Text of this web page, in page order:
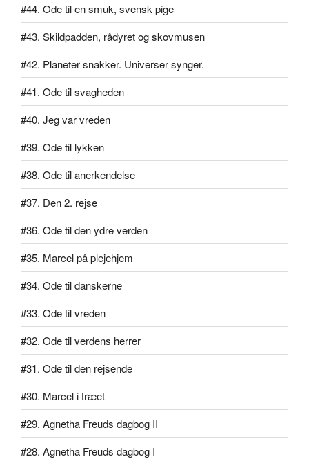
#44. Ode til en smuk, svensk pige
#43. Skildpadden, rådyret og skovmusen
#42. Planeter snakker. Universer synger.
#41. Ode til svagheden
#40. Jeg var vreden
#39. Ode til lykken
#38. Ode til anerkendelse
#37. Den 2. rejse
#36. Ode til den ydre verden
#35. Marcel på plejehjem
#34. Ode til danskerne
#33. Ode til vreden
#32. Ode til verdens herrer
#31. Ode til den rejsende
#30. Marcel i træet
#29. Agnetha Freuds dagbog II
#28. Agnetha Freuds dagbog I